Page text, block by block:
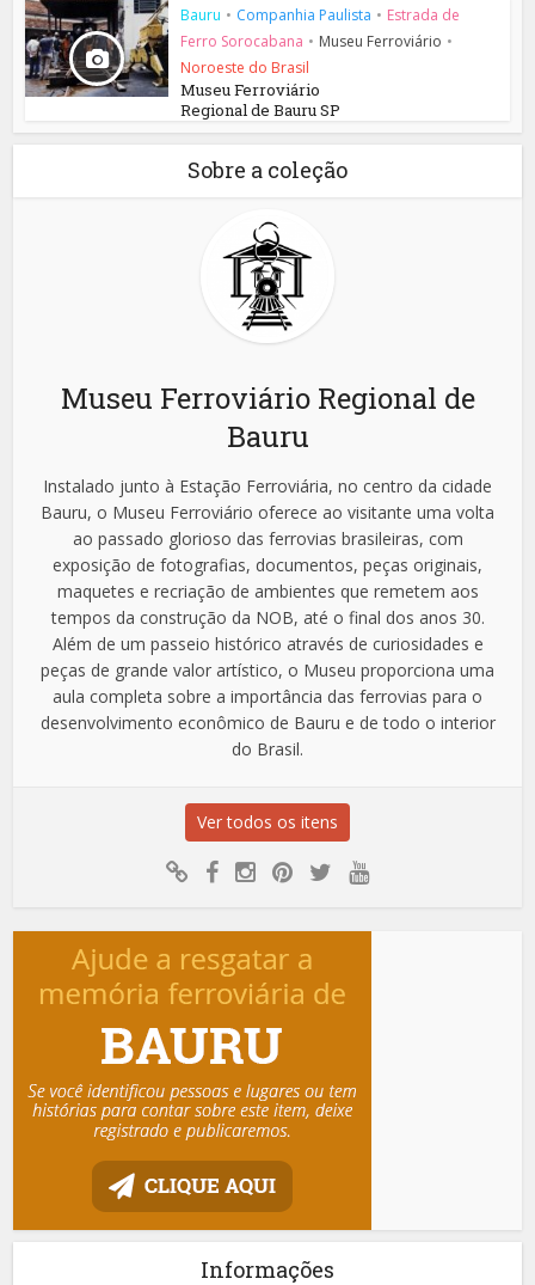
Bauru • Companhia Paulista • Estrada de
Ferro Sorocabana • Museu Ferroviário •
Noroeste do Brasil
Museu Ferroviário
Regional de Bauru SP
Sobre a coleção
Museu Ferroviário Regional de
Bauru
Instalado junto à Estação Ferroviária, no centro da cidade
Bauru, o Museu Ferroviário oferece ao visitante uma volta
ao passado glorioso das ferrovias brasileiras, com
exposição de fotografias, documentos, peças originais,
maquetes e recriação de ambientes que remetem aos
tempos da construção da NOB, até o final dos anos 30.
Além de um passeio histórico através de curiosidades e
peças de grande valor artístico, o Museu proporciona uma
aula completa sobre a importância das ferrovias para o
desenvolvimento econômico de Bauru e de todo o interior
do Brasil.
Ver todos os itens
Informações